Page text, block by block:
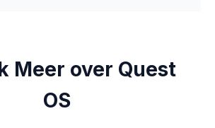
Meer over Quest
OS